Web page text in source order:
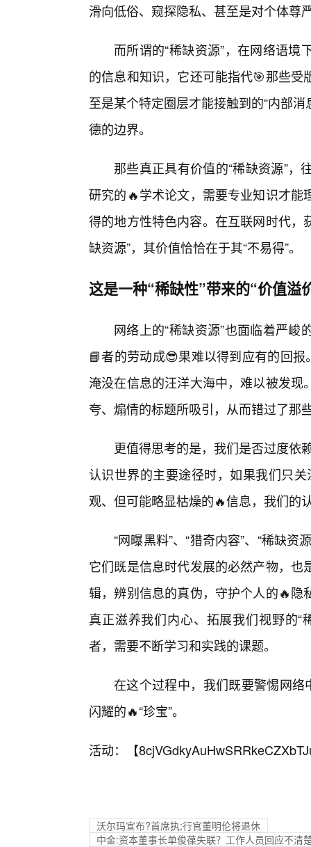
滑向低俗、窥探隐私、甚至是对个体尊
而所谓的“稀缺资源”，在网络语
的信息和知识，它还可能指代🎯那些
至是某个特定圈层才能接触到的“内部
德的边界。
那些真正具有价值的“稀缺资源”
研究的🔥学术论文，需要专业知识才
得的地方性特色内容。在互联网时代，
缺资源”，其价值恰恰在于其“不易得”。
这是一种“稀缺性”带来的“价值溢
网络上的“稀缺资源”也面临着严
📘者的劳动成😎果难以得到应有的回
淹没在信息的汪洋大海中，难以被发
夸、煽情的标题所吸引，从而错过了那
更值得思考的是，我们是否过度依
认识世界的主要途径时，如果我们只关
观、但可能略显枯燥的🔥信息，我们的
“网曝黑料”、“猎奇内容”、“稀缺
它们既是信息时代发展的必然产物，
辑，辨别信息的真伪，守护个人的🔥
真正滋养我们内心、拓展我们视野的
者，需要不断学习和实践的课题。
在这个过程中，我们既要警惕网络
闪耀的🔥“珍宝”。
活动：【
沃尔玛宣布?首席执;行官董明伦将退休
中金:资本董事长单俊葆失联？工作人员回应不清